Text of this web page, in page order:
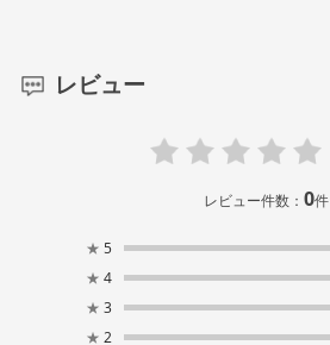
レビュー
レビュー件数：0件
★ 5
★ 4
★ 3
★ 2